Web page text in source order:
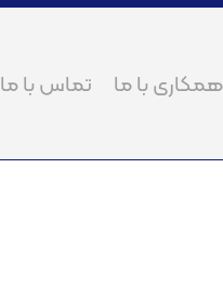
همکاری با ما تماس با ما